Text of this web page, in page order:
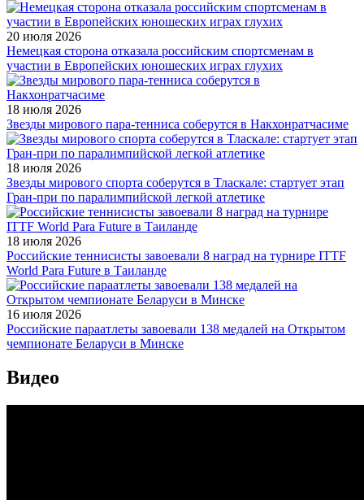
20 июля 2026
Немецкая сторона отказала российским спортсменам в
участии в Европейских юношеских играх глухих
18 июля 2026
Звезды мирового пара-тенниса соберутся в Накхонратчасиме
18 июля 2026
Звезды мирового спорта соберутся в Тласкале: стартует этап
Гран-при по паралимпийской легкой атлетике
18 июля 2026
Российские теннисисты завоевали 8 наград на турнире ITTF
World Para Future в Таиланде
16 июля 2026
Российские параатлеты завоевали 138 медалей на Открытом
чемпионате Беларуси в Минске
Видео